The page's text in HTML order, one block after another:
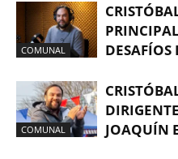
COMUNAL
COMUNAL
JOAQUÍN